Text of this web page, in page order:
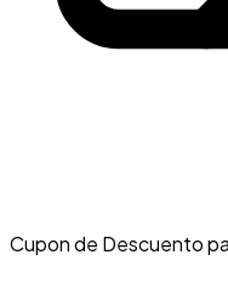
Cupon de Descuento